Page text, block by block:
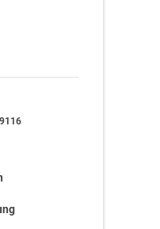
Fahren mit
Wanderer sind
auf der